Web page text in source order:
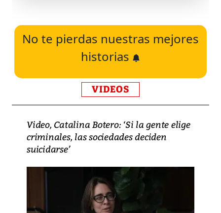
No te pierdas nuestras mejores
historias
VIDEOS
Video, Catalina Botero: ‘Si la gente elige
criminales, las sociedades deciden
suicidarse’